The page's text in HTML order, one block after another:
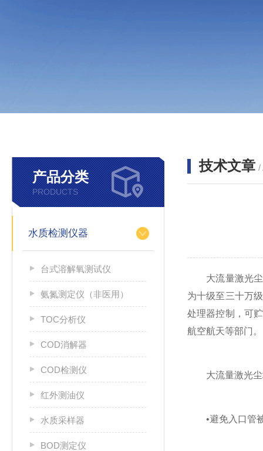
产品分类
PRODUCTS
水质检测仪器
台式溶解氧测试仪
氨氮测定仪（非医用）
TOC分析仪
COD消解器
COD检测仪
红外测油仪
水质采样器
BOD测定仪
技术文章 /
大流量激光尘
为十级至三十万
处理器控制，可
航空航天等部门。
大流量激光尘
‌•避免入口管被